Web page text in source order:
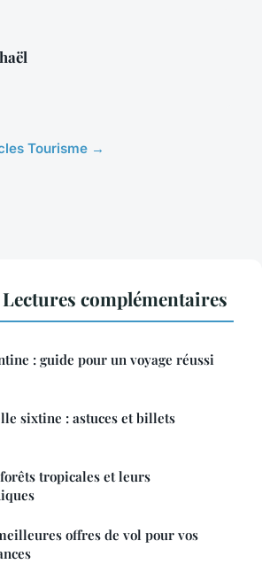
Tourisme →
complémentaires
: guide pour un voyage réussi
sixtine : astuces et billets
tropicales et leurs
offres de vol pour vos